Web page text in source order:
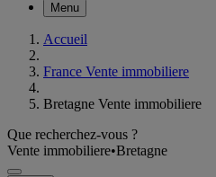
Menu
Accueil
France Vente immobiliere
Bretagne Vente immobiliere
Que recherchez-vous ?
Vente immobiliere•Bretagne